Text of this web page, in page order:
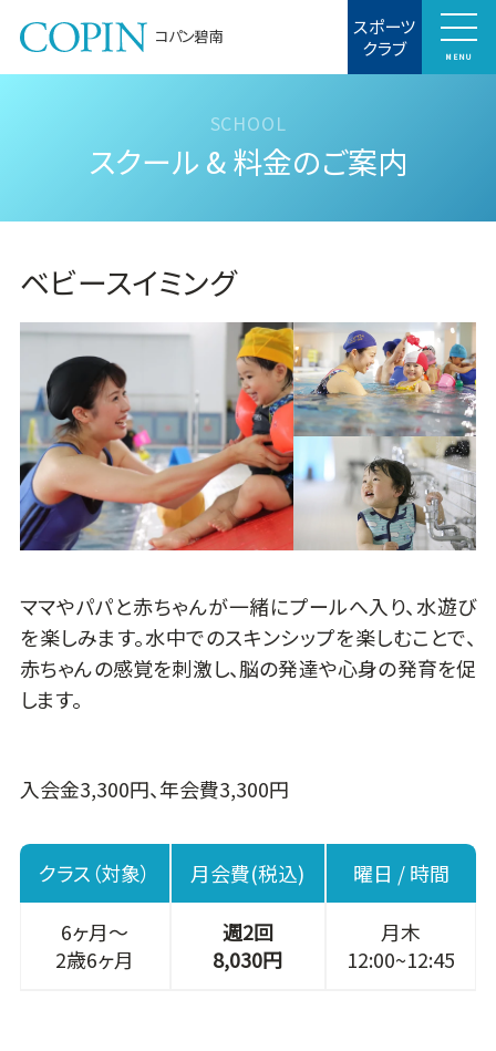
コパン碧南 スポーツ
クラブ MENU
スクール & 料金のご案内
ベビースイミング
ママやパパと赤ちゃんが一緒にプールへ入り、水遊び
を楽しみます。水中でのスキンシップを楽しむことで、
赤ちゃんの感覚を刺激し、脳の発達や心身の発育を促
します。
入会金3,300円、年会費3,300円
クラス（対象） 月会費(税込) 曜日 / 時間
6ヶ月～
2歳6ヶ月
週2回
8,030円
月木
12:00~12:45